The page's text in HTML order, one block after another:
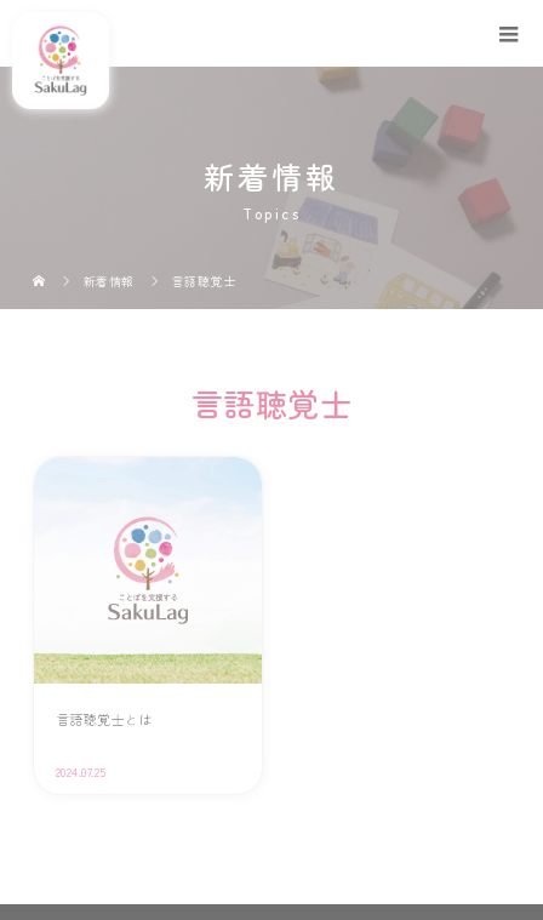
新着情報
Topics
新着情報 言語聴覚士
言語聴覚士
言語聴覚士とは
2024.07.25